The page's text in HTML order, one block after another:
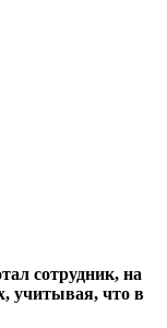
сотрудник, на
учитывая, что в